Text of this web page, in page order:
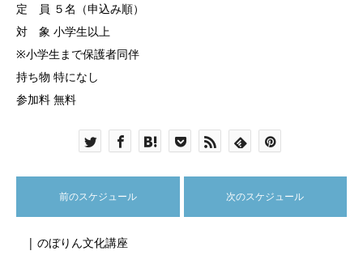
定 員 ５名（申込み順）
対 象 小学生以上
※小学生まで保護者同伴
持ち物 特になし
参加料 無料
前のスケジュール 次のスケジュール
| のぼりん文化講座